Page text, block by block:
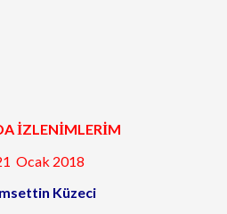
İZLENİMLERİM
Ocak 2018
Küzeci